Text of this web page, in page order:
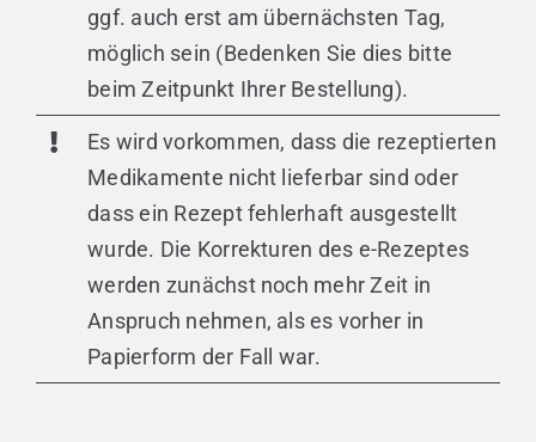
ggf. auch erst am übernächsten Tag,
möglich sein (Bedenken Sie dies bitte
beim Zeitpunkt Ihrer Bestellung).
Es wird vorkommen, dass die rezeptierten
Medikamente nicht lieferbar sind oder
dass ein Rezept fehlerhaft ausgestellt
wurde. Die Korrekturen des e-Rezeptes
werden zunächst noch mehr Zeit in
Anspruch nehmen, als es vorher in
Papierform der Fall war.